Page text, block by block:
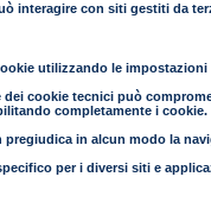
interagire con siti gestiti da
utilizzando le
cookie tecnici può
completamente i cookie.
in alcun modo la
per i diversi siti e